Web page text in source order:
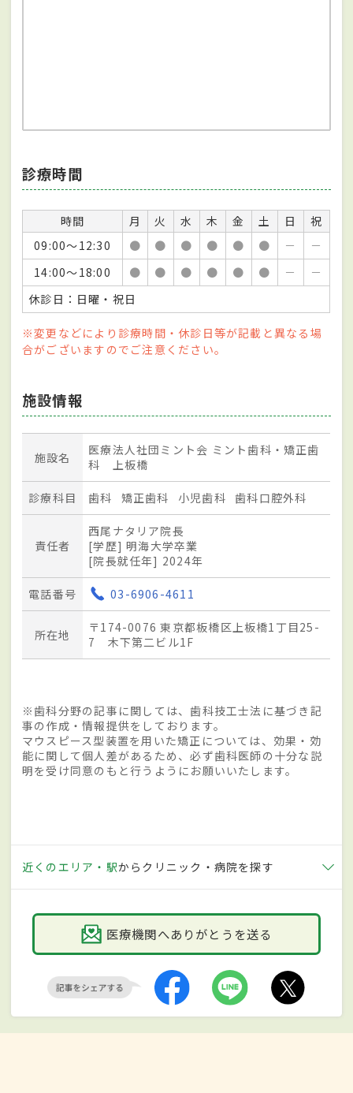
診療時間
時間 月 火 水 木 金 土 日
祝
09:00～12:30
● ● ● ● ● ● －
－
14:00～18:00
● ● ● ● ● ● －
－
休診日：日曜・祝日
※変更などにより診療時間・休診日等が記載と異なる場
合がございますのでご注意ください。
施設情報
施設名
医療法人社団ミント会 ミント歯科・矯正歯
科 上板橋
診療科目 歯科 矯正歯科 小児歯科 歯科口腔外科
責任者
西尾ナタリア院長
[学歴] 明海大学卒業
[院長就任年] 2024年
電話番号 03-6906-4611
所在地
〒174-0076 東京都板橋区上板橋1丁目25-
7 木下第二ビル1F
※歯科分野の記事に関しては、歯科技工士法に基づき記
事の作成・情報提供をしております。
マウスピース型装置を用いた矯正については、効果・効
能に関して個人差があるため、必ず歯科医師の十分な説
明を受け同意のもと行うようにお願いいたします。
近くのエリア・駅からクリニック・病院を探す
医療機関へありがとうを送る